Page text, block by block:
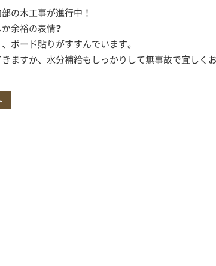
の木工事が進行中！
余裕の表情❓
ボード貼りがすすんでいます。
ますか、水分補給もしっかりして無事故で宜しく